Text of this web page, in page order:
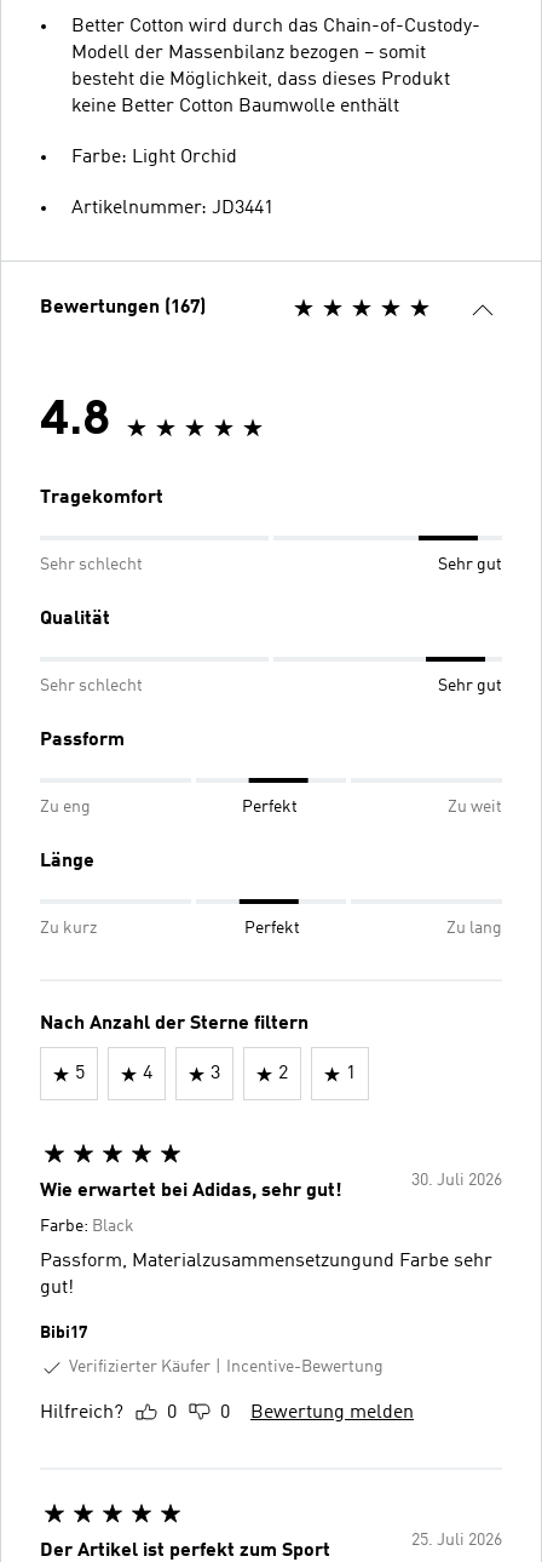
Better Cotton wird durch das Chain-of-Custody-
Modell der Massenbilanz bezogen – somit
besteht die Möglichkeit, dass dieses Produkt
keine Better Cotton Baumwolle enthält
Farbe: Light Orchid
Artikelnummer: JD3441
Bewertungen (167)
4.8
Tragekomfort
Sehr schlecht Sehr gut
Qualität
Sehr schlecht Sehr gut
Passform
Zu eng Perfekt Zu weit
Länge
Zu kurz Perfekt Zu lang
Nach Anzahl der Sterne filtern
5 4 3 2 1
30. Juli 2026
Wie erwartet bei Adidas, sehr gut!
Farbe: Black
Passform, Materialzusammensetzungund Farbe sehr
gut!
Bibi17
Verifizierter Käufer
Incentive-Bewertung
Hilfreich? 0 0 Bewertung melden
25. Juli 2026
Der Artikel ist perfekt zum Sport